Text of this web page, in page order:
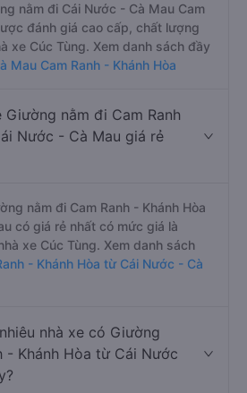
nằm đi Cái Nước - Cà Mau Cam
đánh giá cao cấp, chất lượng
xe Cúc Tùng. Xem danh sách đầy
Mau Cam Ranh - Khánh Hòa
Giường nằm đi Cam Ranh
Nước - Cà Mau giá rẻ
nằm đi Cam Ranh - Khánh Hòa
có giá rẻ nhất có mức giá là
xe Cúc Tùng. Xem danh sách
- Khánh Hòa từ Cái Nước - Cà
nhà xe có Giường
- Khánh Hòa từ Cái Nước